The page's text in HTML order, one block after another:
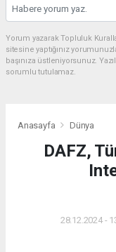
Yorum yazarak Topluluk
sitesine yaptığınız
başınıza üstleniyorsunuz.
sorumlu tutulamaz.
Anasayfa Dünya
DAFZ,
28.12.2024 -